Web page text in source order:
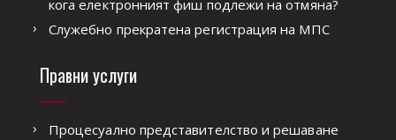
кога електронният фиш подлежи на отмяна?
Служебно прекратена регистрация на МПС
Правни услуги
Процесуално представителство и решаване